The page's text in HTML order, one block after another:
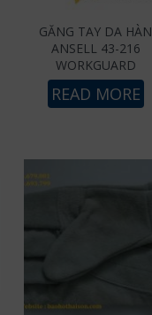
GĂNG TAY DA HÀN
ANSELL 43-216
WORKGUARD
READ MORE